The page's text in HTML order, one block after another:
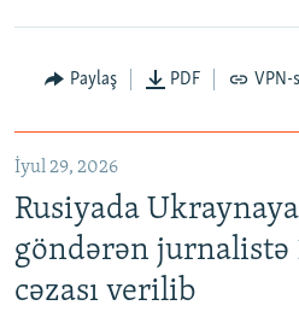
Paylaş PDF VPN-
İyul 29, 2026
Rusiyada
göndərən jurnalistə
cəzası verilib